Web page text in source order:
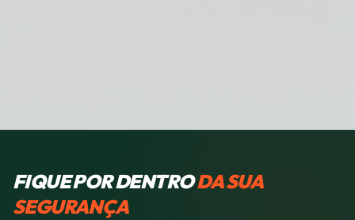
FIQUE POR DENTRODA SUA
SEGURANÇA